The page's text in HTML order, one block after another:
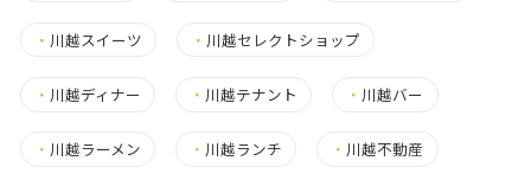
・ 川越スイーツ ・ 川越セレクトショップ
・ 川越ディナー ・ 川越テナント ・ 川越バー
・ 川越ラーメン ・ 川越ランチ ・ 川越不動産